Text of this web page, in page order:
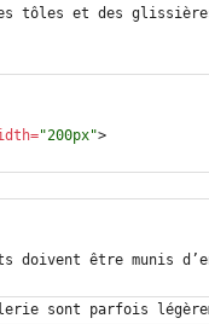
="200px">
sont parfois